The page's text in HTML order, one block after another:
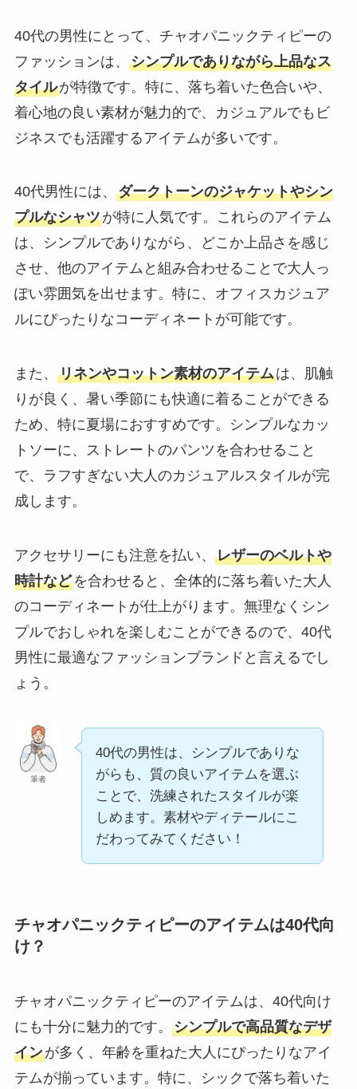
40代の男性にとって、チャオパニックティピーの
ファッションは、 シンプルでありながら上品なス
タイルが特徴です。特に、落ち着いた色合いや、
着心地の良い素材が魅力的で、カジュアルでもビ
ジネスでも活躍するアイテムが多いです。
40代男性には、 ダークトーンのジャケットやシン
プルなシャツが特に人気です。これらのアイテム
は、シンプルでありながら、どこか上品さを感じ
させ、他のアイテムと組み合わせることで大人っ
ぽい雰囲気を出せます。特に、オフィスカジュア
ルにぴったりなコーディネートが可能です。
また、 リネンやコットン素材のアイテムは、肌触
りが良く、暑い季節にも快適に着ることができる
ため、特に夏場におすすめです。シンプルなカッ
トソーに、ストレートのパンツを合わせること
で、ラフすぎない大人のカジュアルスタイルが完
成します。
アクセサリーにも注意を払い、 レザーのベルトや
時計などを合わせると、全体的に落ち着いた大人
のコーディネートが仕上がります。無理なくシン
プルでおしゃれを楽しむことができるので、40代
男性に最適なファッションブランドと言えるでし
ょう。
筆者
40代の男性は、シンプルでありな
がらも、質の良いアイテムを選ぶ
ことで、洗練されたスタイルが楽
しめます。素材やディテールにこ
だわってみてください！
チャオパニックティピーのアイテムは40代向
け？
チャオパニックティピーのアイテムは、40代向け
にも十分に魅力的です。 シンプルで高品質なデザ
インが多く、年齢を重ねた大人にぴったりなアイ
テムが揃っています。特に、シックで落ち着いた